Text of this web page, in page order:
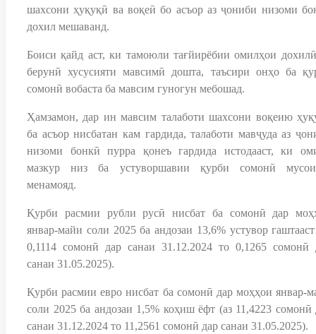
шахсони ҳуқуқӣ ва воқеӣ бо асъор аз ҷониби низоми
дохил мешаванд.
Боиси қайд аст, ки тамоюли тағйирёбии омилҳои
берунӣ хусусияти мавсимӣ дошта, таъсири онҳо ба
сомонӣ вобаста ба мавсим гуногун мебошад.
Ҳамзамон, дар ин мавсим талаботи шахсони воқеию
ба асъор нисбатан кам гардида, талаботи мавҷуда аз
низоми бонкӣ пурра қонеъ гардида истодааст, ки
мазкур низ ба устуворшавии қурби сомонӣ
менамояд.
Қурби расмии рубли русӣ нисбат ба сомонӣ дар
январ-майи соли 2025 ба андозаи 13,6% устувор гаштааст
0,1114 сомонӣ дар санаи 31.12.2024 то 0,1265 сомонӣ
санаи 31.05.2025).
Қурби расмии евро нисбат ба сомонӣ дар моҳҳои январ-
соли 2025 ба андозаи 1,5% коҳиш ёфт (аз 11,4223 сомонӣ
санаи 31.12.2024 то 11,2561 сомонӣ дар санаи 31.05.2025).